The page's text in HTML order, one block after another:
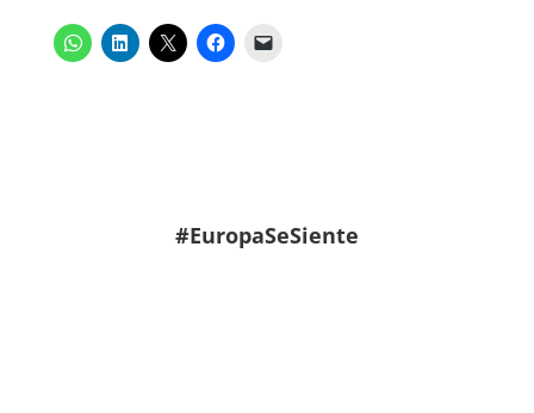
#EuropaSeSiente